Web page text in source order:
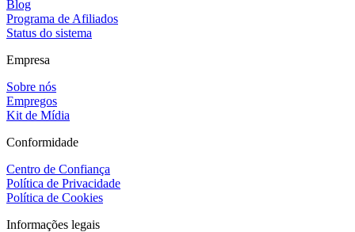
Blog
Programa de Afiliados
Status do sistema
Empresa
Sobre nós
Empregos
Kit de Mídia
Conformidade
Centro de Confiança
Política de Privacidade
Política de Cookies
Informações legais